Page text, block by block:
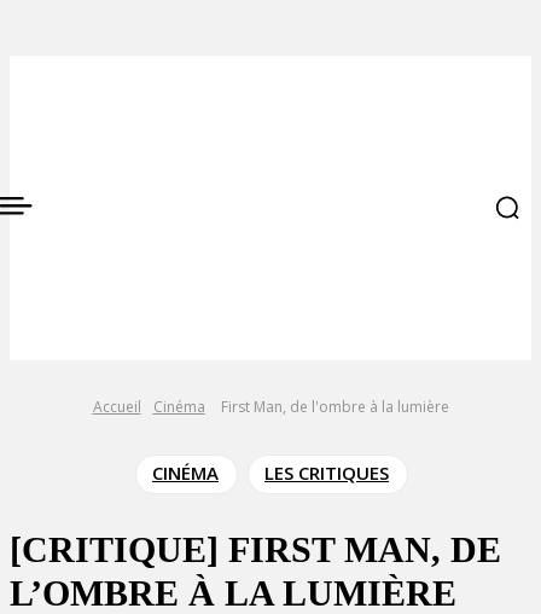
Accueil Cinéma First Man, de l'ombre à la lumière
CINÉMA LES CRITIQUES
[CRITIQUE] FIRST MAN, DE
L’OMBRE À LA LUMIÈRE